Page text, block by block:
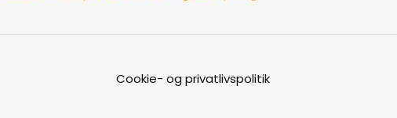
Cookie- og privatlivspolitik